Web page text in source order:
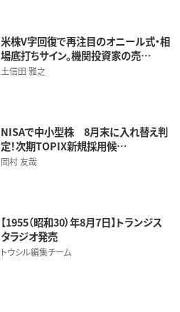
米株V字回復で再注目のオニール式・相
場底打ちサイン。機関投資家の売…
土信田 雅之
NISAで中小型株 8月末に入れ替え判
定！次期TOPIX新規採用候…
岡村 友哉
【1955（昭和30）年8月7日】トランジス
タラジオ発売
トウシル編集チーム